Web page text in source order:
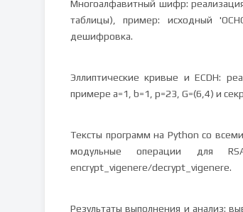
Многоалфавитный шифр:
таблицы), пример: исходный
дешифровка.
Эллиптические кривые и ECDH:
примере a=1, b=1, p=23, G=(6,4) и
Тексты программ на Python со
модульные операции для
encrypt_vigenere/decrypt_vigenere.
Результаты выполнения и анализ: